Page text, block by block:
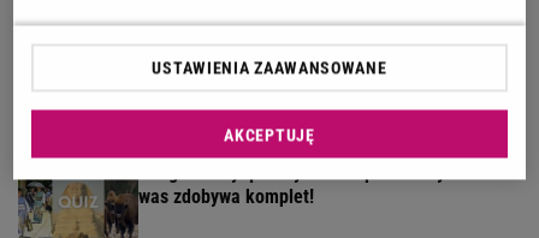
Żyłeś w PRL-u? Sprawdź w naszym quizie, czy
pamiętasz te programy
was zdobywa komplet!
USTAWIENIA ZAAWANSOWANE
AKCEPTUJĘ